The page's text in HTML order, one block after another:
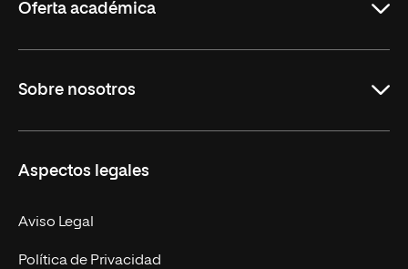
Oferta académica
Másteres Oficiales
Doctorados
Experto Universitario
Postgrados
Sobre nosotros
Facultades
Nuestro Equipo
Trabaja en UNIR
Aspectos legales
Aviso Legal
Política de Privacidad